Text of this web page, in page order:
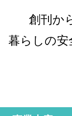
創刊か
暮らしの安